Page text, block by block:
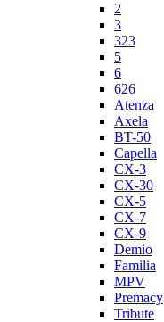
2
3
323
5
6
626
Atenza
Axela
BT-50
Capella
CX-3
CX-30
CX-5
CX-7
CX-9
Demio
Familia
MPV
Premacy
Tribute